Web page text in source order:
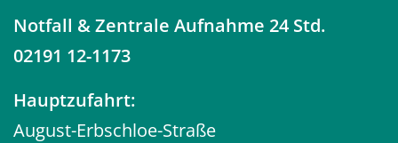
Notfall & Zentrale Aufnahme 24 Std.
02191 12-1173
Hauptzufahrt:
August-Erbschloe-Straße